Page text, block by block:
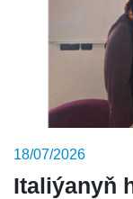
18/07/2026
Italiýanyň